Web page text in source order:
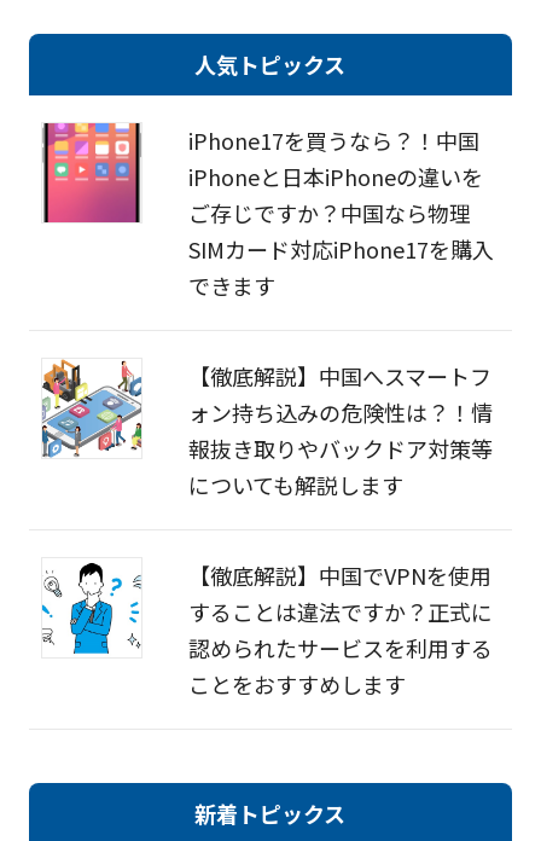
人気トピックス
iPhone17を買うなら？！中国
iPhoneと日本iPhoneの違いを
ご存じですか？中国なら物理
SIMカード対応iPhone17を購入
できます
【徹底解説】中国へスマートフ
ォン持ち込みの危険性は？！情
報抜き取りやバックドア対策等
についても解説します
【徹底解説】中国でVPNを使用
することは違法ですか？正式に
認められたサービスを利用する
ことをおすすめします
新着トピックス